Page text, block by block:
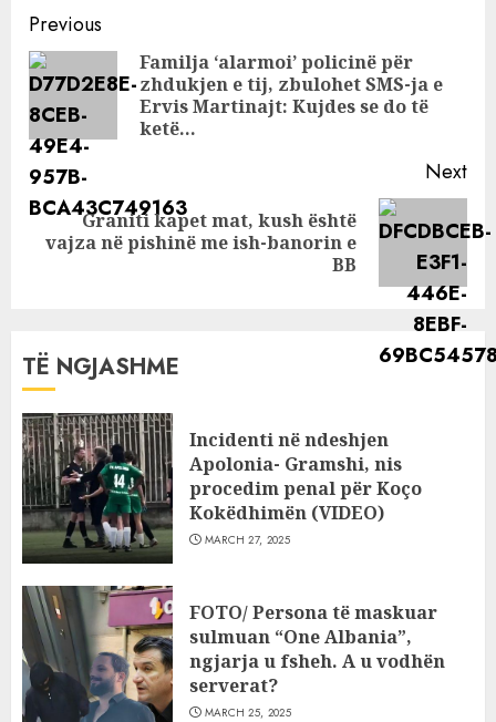
ka falur nëna ime
Continue
Reading
Previous
Familja ‘alarmoi’ policinë për
zhdukjen e tij, zbulohet SMS-ja e
Ervis Martinajt: Kujdes se do të
ketë…
Next
Next
Graniti kapet mat, kush është
vajza në pishinë me ish-banorin e
BB
TË NGJASHME
Incidenti në ndeshjen
Apolonia- Gramshi, nis
procedim penal për Koço
Kokëdhimën (VIDEO)
MARCH 27, 2025
FOTO/ Persona të maskuar
sulmuan “One Albania”,
ngjarja u fsheh. A u vodhën
serverat?
MARCH 25, 2025